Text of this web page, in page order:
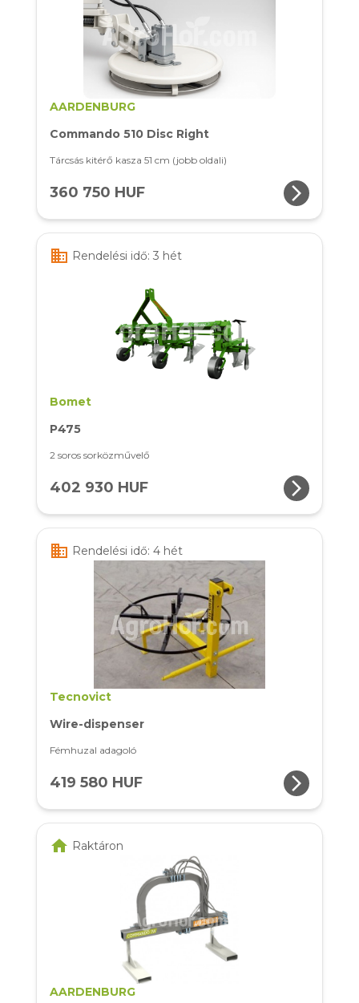
AARDENBURG
Commando 510 Disc Right
Tárcsás kitérő kasza 51 cm (jobb oldali)
360 750 HUF arrow_forward_ios
business Rendelési idő: 3 hét
Bomet
P475
2 soros sorközművelő
402 930 HUF arrow_forward_ios
business Rendelési idő: 4 hét
Tecnovict
Wire-dispenser
Fémhuzal adagoló
419 580 HUF arrow_forward_ios
home Raktáron
AARDENBURG